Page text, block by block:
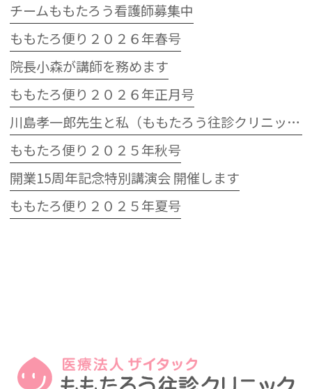
チームももたろう看護師募集中
ももたろ便り２０２６年春号
院長小森が講師を務めます
ももたろ便り２０２６年正月号
川島孝一郎先生と私（ももたろう往診クリニック開院15周年記念特別講演会）
ももたろ便り２０２５年秋号
開業15周年記念特別講演会 開催します
ももたろ便り２０２５年夏号